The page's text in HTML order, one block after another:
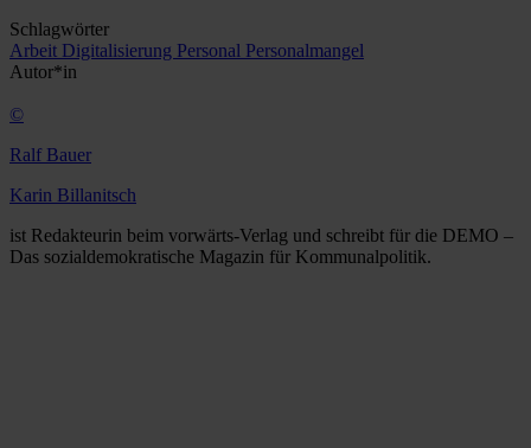
Schlagwörter
Arbeit Digitalisierung Personal Personalmangel
Autor*in
©
Ralf Bauer
Karin Billanitsch
ist Redakteurin beim vorwärts-Verlag und schreibt für die DEMO –
Das sozialdemokratische Magazin für Kommunalpolitik.